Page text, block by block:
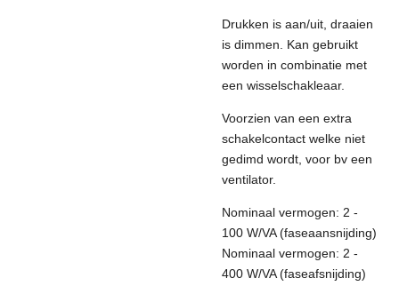
Drukken is aan/uit, draaien
is dimmen. Kan gebruikt
worden in combinatie met
een wisselschakleaar.
Voorzien van een extra
schakelcontact welke niet
gedimd wordt, voor bv een
ventilator.
Nominaal vermogen: 2 -
100 W/VA (faseaansnijding)
Nominaal vermogen: 2 -
400 W/VA (faseafsnijding)